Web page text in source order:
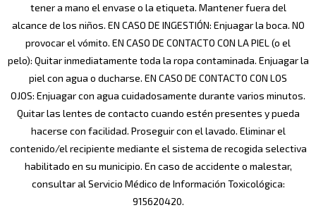
tener a mano el envase o la etiqueta. Mantener fuera del
alcance de los niños. EN CASO DE INGESTIÓN: Enjuagar la boca. NO
provocar el vómito. EN CASO DE CONTACTO CON LA PIEL (o el
pelo): Quitar inmediatamente toda la ropa contaminada. Enjuagar la
piel con agua o ducharse. EN CASO DE CONTACTO CON LOS
OJOS: Enjuagar con agua cuidadosamente durante varios minutos.
Quitar las lentes de contacto cuando estén presentes y pueda
hacerse con facilidad. Proseguir con el lavado. Eliminar el
contenido/el recipiente mediante el sistema de recogida selectiva
habilitado en su municipio. En caso de accidente o malestar,
consultar al Servicio Médico de Información Toxicológica:
915620420.